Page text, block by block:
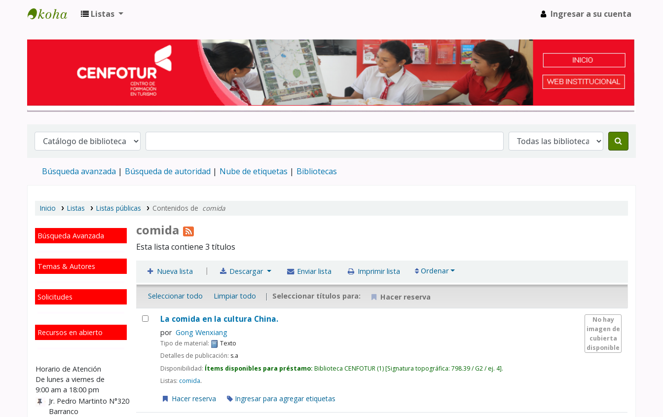
Listas Ingresar a su cuenta
Búsqueda avanzada Búsqueda de autoridad Nube de etiquetas Bibliotecas
Inicio Listas Listas públicas Contenidos de comida
Búsqueda Avanzada
Temas & Autores
Solicitudes
Recursos en abierto
Horario de Atención
De lunes a viernes de
9:00 am a 18:00 pm
Jr. Pedro Martinto N°320
Barranco
comida
Esta lista contiene 3 títulos
Nueva lista | Descargar Enviar lista Imprimir lista Ordenar
Seleccionar todo Limpiar todo Seleccionar títulos para: Hacer reserva
No hay
imagen de
cubierta
disponible
La comida en la cultura China.
por Gong Wenxiang
Tipo de material:
Texto
Detalles de publicación: s.a
Disponibilidad: Ítems disponibles para préstamo:Biblioteca CENFOTUR (1) Signatura topográfica:798.39 / G2 / ej. 4 .
Listas: comida.
Hacer reserva Ingresar para agregar etiquetas